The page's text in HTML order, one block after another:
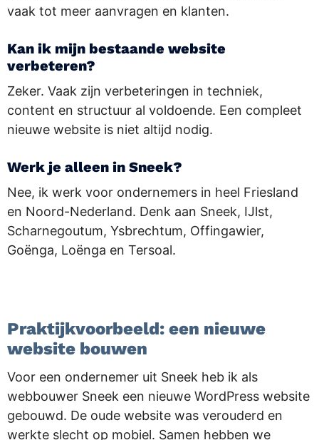
vaak tot meer aanvragen en klanten.
Kan ik mijn bestaande website
verbeteren?
Zeker. Vaak zijn verbeteringen in techniek,
content en structuur al voldoende. Een compleet
nieuwe website is niet altijd nodig.
Werk je alleen in Sneek?
Nee, ik werk voor ondernemers in heel Friesland
en Noord-Nederland. Denk aan Sneek, IJlst,
Scharnegoutum, Ysbrechtum, Offingawier,
Goënga, Loënga en Tersoal.
Praktijkvoorbeeld: een nieuwe
website bouwen
Voor een ondernemer uit Sneek heb ik als
webbouwer Sneek een nieuwe WordPress website
gebouwd. De oude website was verouderd en
werkte slecht op mobiel. Samen hebben we